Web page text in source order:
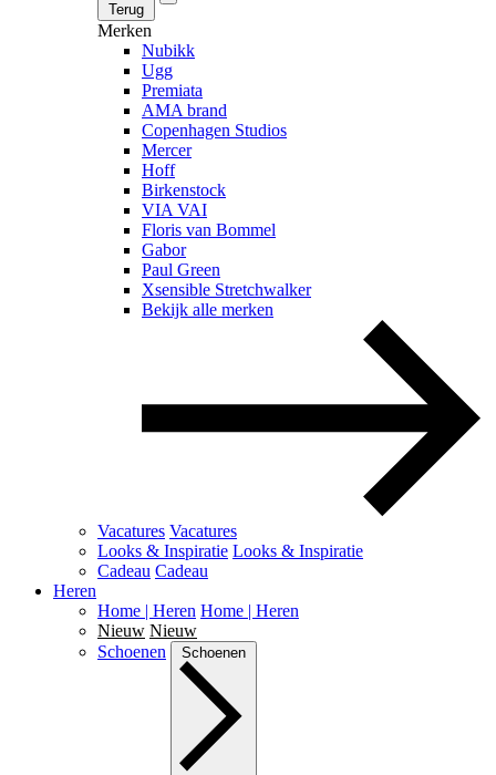
Terug
Merken
Nubikk
Ugg
Premiata
AMA brand
Copenhagen Studios
Mercer
Hoff
Birkenstock
VIA VAI
Floris van Bommel
Gabor
Paul Green
Xsensible Stretchwalker
Bekijk alle merken
Vacatures Vacatures
Looks & Inspiratie Looks & Inspiratie
Cadeau Cadeau
Heren
Home | Heren Home | Heren
Nieuw Nieuw
Schoenen
Schoenen